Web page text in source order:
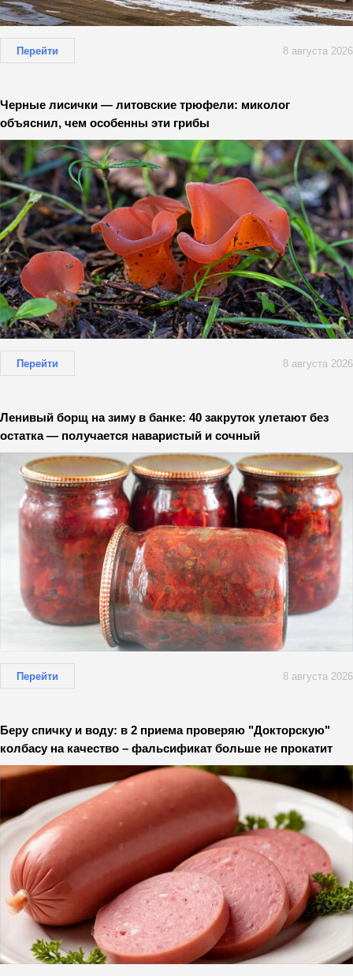
Перейти 8 августа 2026
Черные лисички — литовские трюфели: миколог
объяснил, чем особенны эти грибы
Перейти 8 августа 2026
Ленивый борщ на зиму в банке: 40 закруток улетают без
остатка — получается наваристый и сочный
Перейти 8 августа 2026
Беру спичку и воду: в 2 приема проверяю "Докторскую"
колбасу на качество – фальсификат больше не прокатит